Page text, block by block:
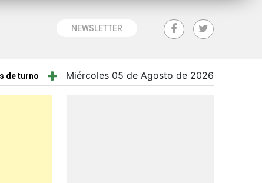
NEWSLETTER
de turno Miércoles 05 de Agosto de 2026